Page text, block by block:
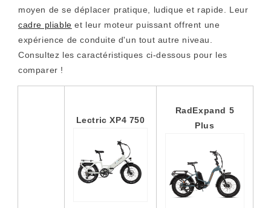
moyen de se déplacer pratique, ludique et rapide. Leur
cadre pliable et leur moteur puissant offrent une
expérience de conduite d'un tout autre niveau.
Consultez les caractéristiques ci-dessous pour les
comparer !
Lectric XP4 750
RadExpand 5
Plus